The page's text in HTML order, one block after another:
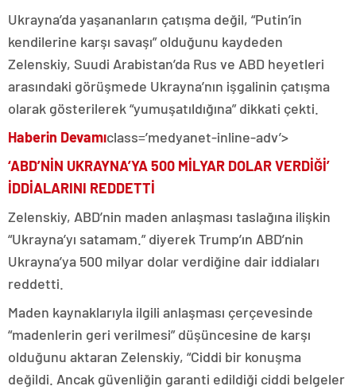
Ukrayna’da yaşananların çatışma değil, “Putin’in
kendilerine karşı savaşı” olduğunu kaydeden
Zelenskiy, Suudi Arabistan’da Rus ve ABD heyetleri
arasındaki görüşmede Ukrayna’nın işgalinin çatışma
olarak gösterilerek “yumuşatıldığına” dikkati çekti.
Haberin Devamıclass=’medyanet-inline-adv’>
‘ABD’NİN UKRAYNA’YA 500 MİLYAR DOLAR VERDİĞİ’
İDDİALARINI REDDETTİ
Zelenskiy, ABD’nin maden anlaşması taslağına ilişkin
“Ukrayna’yı satamam.” diyerek Trump’ın ABD’nin
Ukrayna’ya 500 milyar dolar verdiğine dair iddiaları
reddetti.
Maden kaynaklarıyla ilgili anlaşması çerçevesinde
“madenlerin geri verilmesi” düşüncesine de karşı
olduğunu aktaran Zelenskiy, “Ciddi bir konuşma
değildi. Ancak güvenliğin garanti edildiği ciddi belgeler